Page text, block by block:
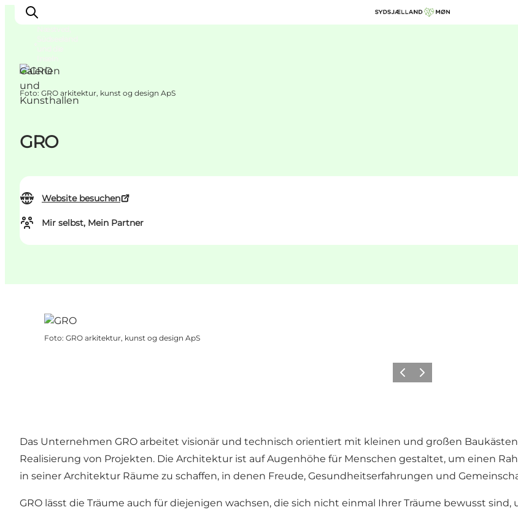
Erleben
Events
Unterkunft
Reise planen
GRO
Website besuchen
Mir selbst, Mein Partner
Galerien
und
Kunsthallen
Foto: GRO arkitektur, kunst og design ApS
Foto: GRO arkitektur, kunst og design ApS
ZurückWeiter
Das Unternehmen GRO arbeitet visionär und technisch orientiert mit kleinen und großen
Realisierung von Projekten. Die Architektur ist auf Augenhöhe für Menschen gestaltet, um einen
in seiner Architektur Räume zu schaffen, in denen Freude, Gesundheitserfahrungen und
GRO lässt die Träume auch für diejenigen wachsen, die sich nicht einmal Ihrer Träume bewusst